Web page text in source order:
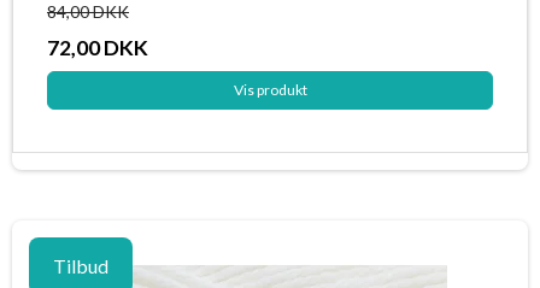
84,00 DKK
72,00 DKK
Vis produkt
Tilbud